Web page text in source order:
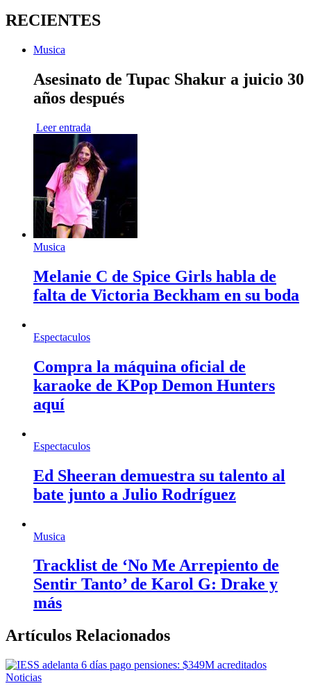
RECIENTES
Musica
Asesinato de Tupac Shakur a juicio 30
años después
Leer entrada
Musica
Melanie C de Spice Girls habla de
falta de Victoria Beckham en su boda
Espectaculos
Compra la máquina oficial de
karaoke de KPop Demon Hunters
aquí
Espectaculos
Ed Sheeran demuestra su talento al
bate junto a Julio Rodríguez
Musica
Tracklist de ‘No Me Arrepiento de
Sentir Tanto’ de Karol G: Drake y
más
Artículos Relacionados
Noticias